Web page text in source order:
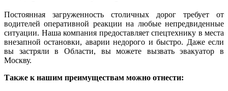
Постоянная загруженность столичных дорог требует от
водителей оперативной реакции на любые непредвиденные
ситуации. Наша компания предоставляет спецтехнику в места
внезапной остановки, аварии недорого и быстро. Даже если
вы застряли в Области, вы можете вызвать эвакуатор в
Москву.
Также к нашим преимуществам можно отнести: